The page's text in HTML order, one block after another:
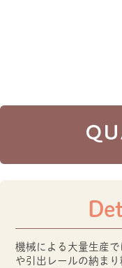
機械による大量生産
や引出レールの納ま